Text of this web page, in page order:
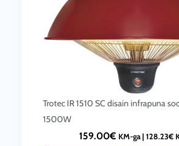
3
.
0
0
€
4
0
€
Trotec IR 1510 SC disain infrapuna
1500W
159.00€ KM-ga | 128.23€